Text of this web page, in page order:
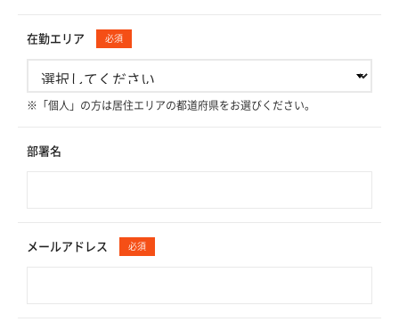
在勤エリア 必須
※「個人」の方は居住エリアの都道府県をお選びください。
部署名
メールアドレス 必須